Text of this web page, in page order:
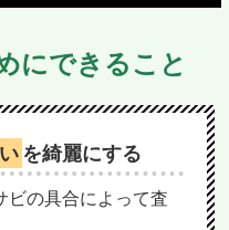
にできること
を綺麗にする
ビの具合によって査